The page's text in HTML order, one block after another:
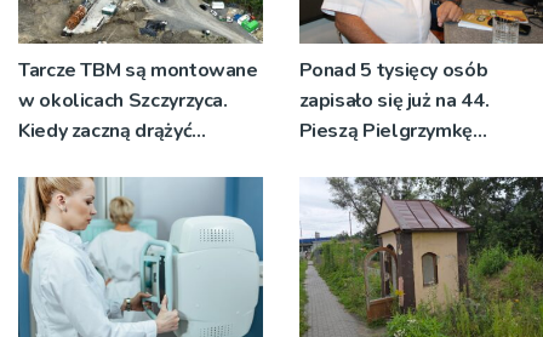
Tarcze TBM są montowane
w okolicach Szczyrzyca.
Kiedy zaczną drążyć
Ponad 5 tysięcy osób
zapisało się już na 44.
Pieszą Pielgrzymkę